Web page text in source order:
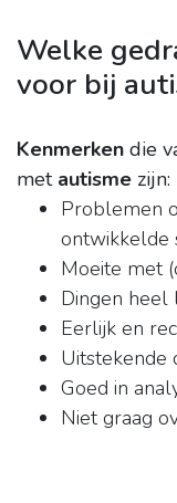
Welke
voor bij
Kenmerken die
met autisme zijn:
Problemen
ontwikkelde
Moeite met
Dingen heel
Eerlijk en
Uitstekende
Goed in
Niet graag